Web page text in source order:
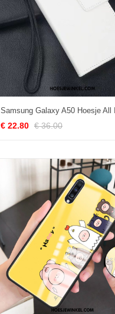
€ 22.80 € 36.00